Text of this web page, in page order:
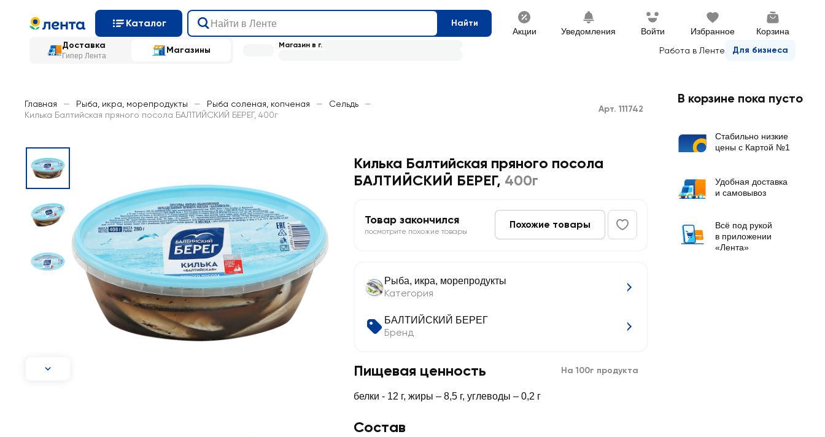
Каталог Найти
Акции Уведомления Войти Избранное Корзина
Доставка
Гипер Лента
Магазины Работа в Ленте Для бизнеса
Магазин в г.
Главная — Рыба, икра, морепродукты — Рыба соленая, копченая — Сельдь
—
Килька Балтийская пряного посола БАЛТИЙСКИЙ БЕРЕГ, 400г
Арт. 111742
Килька Балтийская пряного посола
БАЛТИЙСКИЙ БЕРЕГ, 400г
Товар закончился
посмотрите похожие товары
Похожие товары
Рыба, икра, морепродукты
Категория
БАЛТИЙСКИЙ БЕРЕГ
Бренд
Пищевая ценность На 100г продукта
белки - 12 г, жиры – 8,5 г, углеводы – 0,2 г
Состав
В корзине пока пусто
Стабильно низкие
цены с Картой №1
Удобная доставка
и самовывоз
Всё под рукой
в приложении
«Лента»